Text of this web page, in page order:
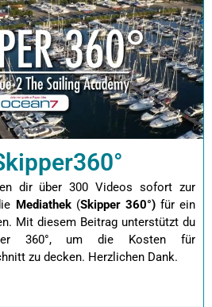
dir über 300 Videos sofort zur
Mediathek(Skipper 360°)für ein
Mit diesem Beitrag unterstützt du
360°, um die Kosten für
zu decken. Herzlichen Dank.